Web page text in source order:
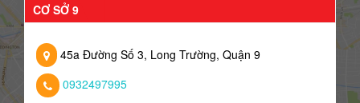
CƠ SỞ 9
45a Đường Số 3, Long Trường, Quận 9
0932497995